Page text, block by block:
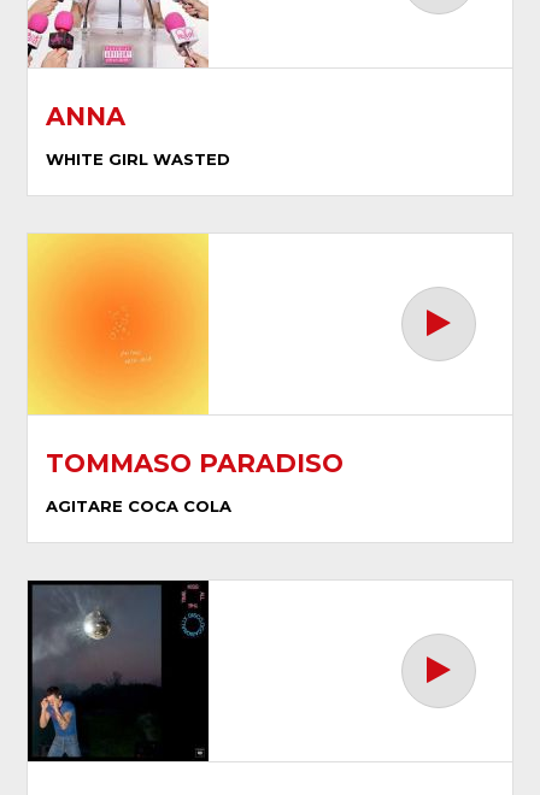
ANNA
WHITE GIRL WASTED
TOMMASO PARADISO
AGITARE COCA COLA